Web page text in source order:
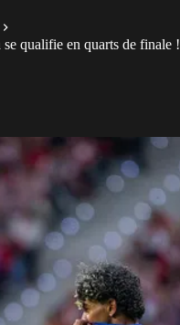
qualifie en quarts de finale !